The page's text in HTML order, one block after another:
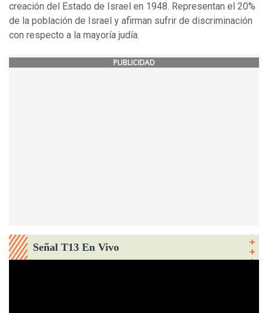
creación del Estado de Israel en 1948. Representan el 20%
de la población de Israel y afirman sufrir de discriminación
con respecto a la mayoría judía.
PUBLICIDAD
Señal T13 En Vivo